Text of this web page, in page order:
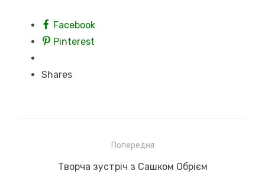
Facebook
Pinterest
Shares
записів
Попередня
Previous
Творча зустріч з Сашком Обрієм